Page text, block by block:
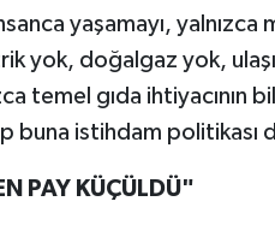
yaşamayı, yalnızca
yok, doğalgaz yok,
temel gıda ihtiyacının
buna istihdam
PAY KÜÇÜLDÜ"